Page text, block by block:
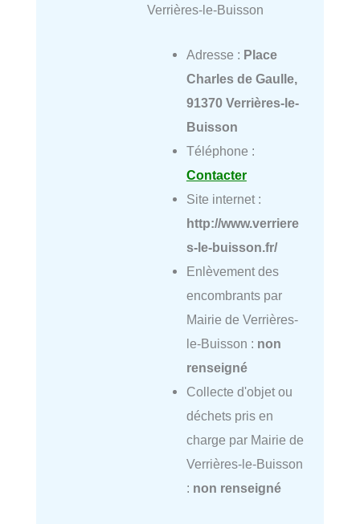
Verrières-le-Buisson
Adresse : Place
Charles de Gaulle,
91370 Verrières-le-
Buisson
Téléphone :
Contacter
Site internet :
http://www.verriere
s-le-buisson.fr/
Enlèvement des
encombrants par
Mairie de Verrières-
le-Buisson : non
renseigné
Collecte d'objet ou
déchets pris en
charge par Mairie de
Verrières-le-Buisson
: non renseigné